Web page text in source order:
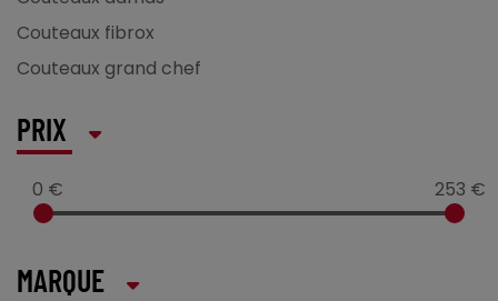
Couteaux fibrox
Couteaux grand chef
PRIX
0 € 253 €
MARQUE